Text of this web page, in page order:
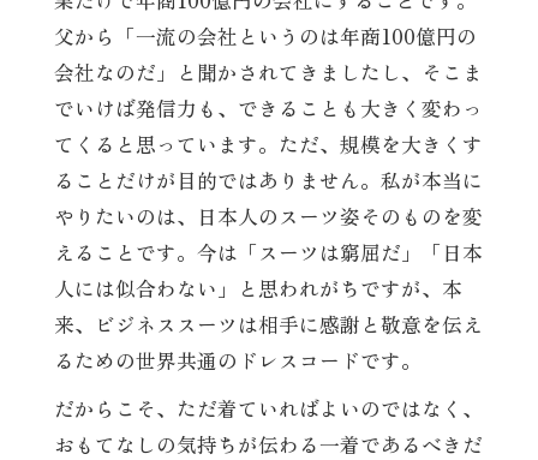
父から「一流の会社というのは年商100億円の
会社なのだ」と聞かされてきましたし、そこま
でいけば発信力も、できることも大きく変わっ
てくると思っています。ただ、規模を大きくす
ることだけが目的ではありません。私が本当に
やりたいのは、日本人のスーツ姿そのものを変
えることです。今は「スーツは窮屈だ」「日本
人には似合わない」と思われがちですが、本
来、ビジネススーツは相手に感謝と敬意を伝え
るための世界共通のドレスコードです。
だからこそ、ただ着ていればよいのではなく、
おもてなしの気持ちが伝わる一着であるべきだ